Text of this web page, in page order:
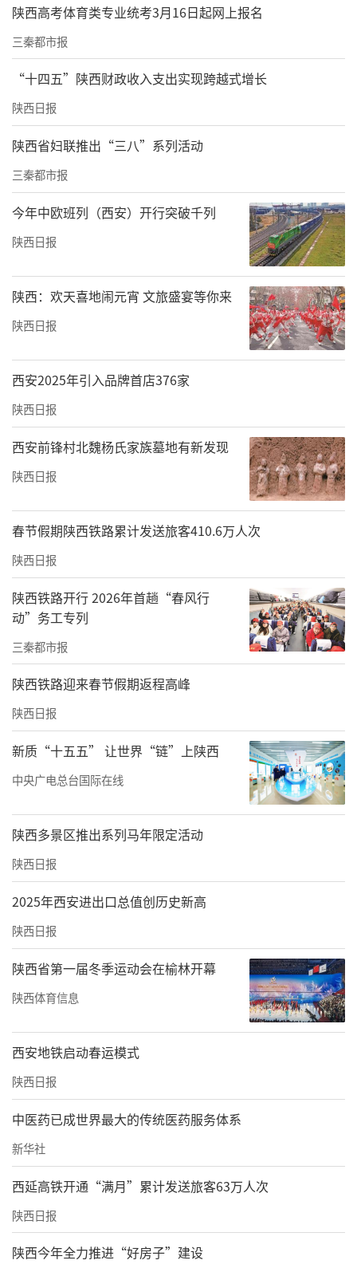
陕西高考体育类专业统考3月16日起网上报名
三秦都市报
“十四五”陕西财政收入支出实现跨越式增长
陕西日报
陕西省妇联推出“三八”系列活动
三秦都市报
今年中欧班列（西安）开行突破千列
陕西日报
陕西：欢天喜地闹元宵 文旅盛宴等你来
陕西日报
西安2025年引入品牌首店376家
陕西日报
西安前锋村北魏杨氏家族墓地有新发现
陕西日报
春节假期陕西铁路累计发送旅客410.6万人次
陕西日报
陕西铁路开行 2026年首趟“春风行
动”务工专列
三秦都市报
陕西铁路迎来春节假期返程高峰
陕西日报
新质“十五五” 让世界“链”上陕西
中央广电总台国际在线
陕西多景区推出系列马年限定活动
陕西日报
2025年西安进出口总值创历史新高
陕西日报
陕西省第一届冬季运动会在榆林开幕
陕西体育信息
西安地铁启动春运模式
陕西日报
中医药已成世界最大的传统医药服务体系
新华社
西延高铁开通“满月”累计发送旅客63万人次
陕西日报
陕西今年全力推进“好房子”建设